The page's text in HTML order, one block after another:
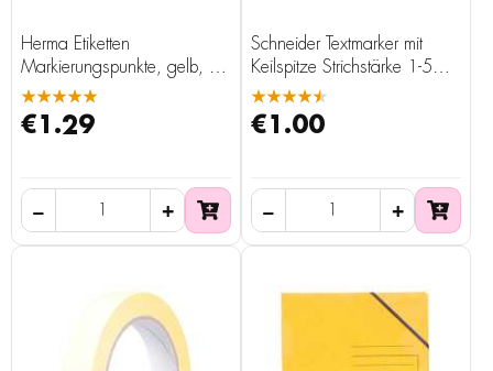
Herma Etiketten
Markierungspunkte, gelb, Ø
= 8 mm, 540 Stück
★★★★★
€1.29
Schneider Textmarker mit
Keilspitze Strichstärke 1-5
mm, gelb
★★★★★
€1.00